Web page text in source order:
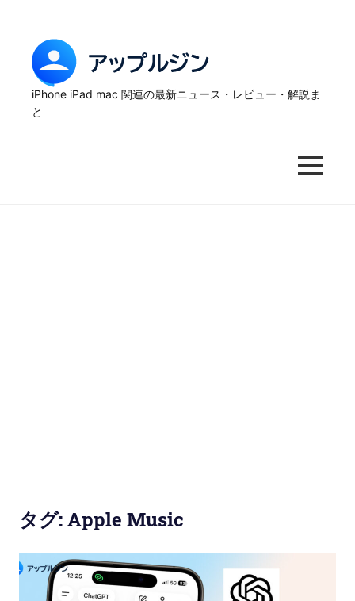
content
ッ
利
な
iPhone iPad mac 関連の最新ニュース・レビュー・解説ま
と
MENU
タグ:Apple Music